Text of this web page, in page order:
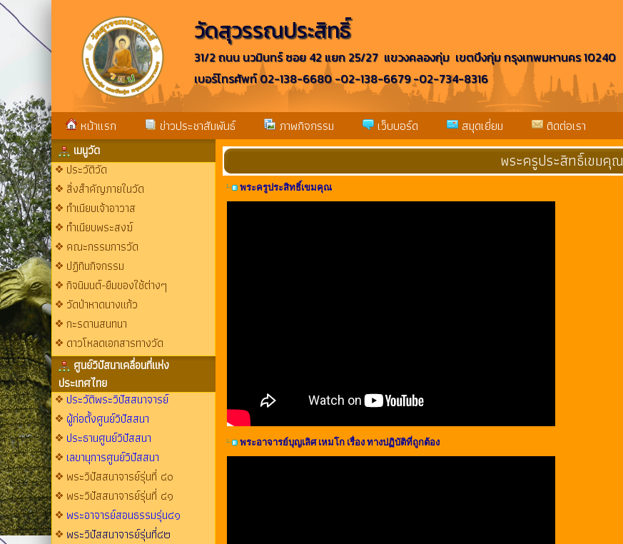
วัดสุวรรณประสิทธิ์
31/2 ถนน นวมินทร์ ซอย 42 แยก 25/27 แขวงคลองกุ่ม เขตบึงกุ่ม กรุงเทพมหานคร 10240
เบอร์โทรศัพท์ 02-138-6680 -02-138-6679 -02-734-8316
หน้าแรก ข่าวประชาสัมพันธ์ ภาพกิจกรรม เว็บบอร์ด สมุดเยี่ยม ติดต่อเรา
เมนูวัด
ประวัติวัด
สิ่งสำคัญภายในวัด
ทำเนียบเจ้าอาวาส
ทำเนียบพระสงฆ์
คณะกรรมการวัด
ปฏิทินกิจกรรม
กิจนิมนต์-ยืมของใช้ต่างๆ
วัดป่าหาดนางแก้ว
กะรดานสนทนา
ดาวโหลดเอกสารทางวัด
ศูนย์วิปัสนาเคลื่อนที่แห่ง
ประเทศไทย
ประวัติพระวิปัสสนาจารย์
ผู้ก่อตั้งศูนย์วิปัสสนา
ประธานศูนย์วิปัสสนา
เลขานุการศูนย์วิปัสสนา
พระวิปัสสนาจารย์รุ่นที่ ๔๐
พระวิปัสสนาจารย์รุ่นที่ ๔๑
พระอาจารย์สอนธรรมรุ่น๔๑
พระวิปัสสนาจารย์รุ่นที่๔๒
พระครูประสิทธิ์เขมคุณ
พระครูประสิทธิ์เขมคุณ
พระอาจารย์บุญเลิศ เหมโก เรื่อง ทางปฏิบัติที่ถูกต้อง